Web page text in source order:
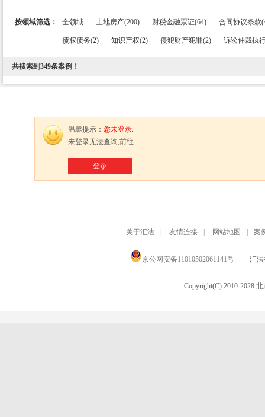
按领域筛选： 全领域 土地房产(200) 财税金融票证(64) 合同协议条款
债权债务(2) 知识产权(2) 侵犯财产犯罪(2) 诉讼仲裁执
共搜索到349条案例！
温馨提示： 您未登录.
未登录无法查询,前往
登录
关于汇法 友情连接 网站地图 案
京公网安备11010502061141号 汇法
Copyright(C) 2010-2028